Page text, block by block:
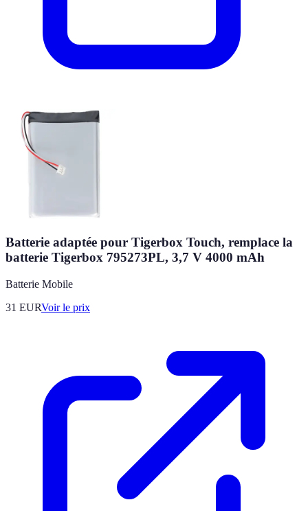
Batterie adaptée pour Tigerbox Touch, remplace la
batterie Tigerbox 795273PL, 3,7 V 4000 mAh
Batterie Mobile
31 EURVoir le prix